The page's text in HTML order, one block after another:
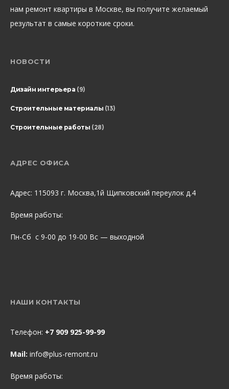
нам ремонт квартиры в Москве, вы получите желаемый
результат в самые короткие сроки.
НОВОСТИ
Дизайн интерьера (9)
Строительные материалы (13)
Строительные работы (28)
АДРЕС ОФИСА
Адрес: 115093 г. Москва,1й Щипковский переулок д.4
Время работы:
Пн-Сб с 9-00 до 19-00 Вс — выходной
НАШИ КОНТАКТЫ
Телефон: +7 909 925-99-99
Mail: info@plus-remont.ru
Время работы: